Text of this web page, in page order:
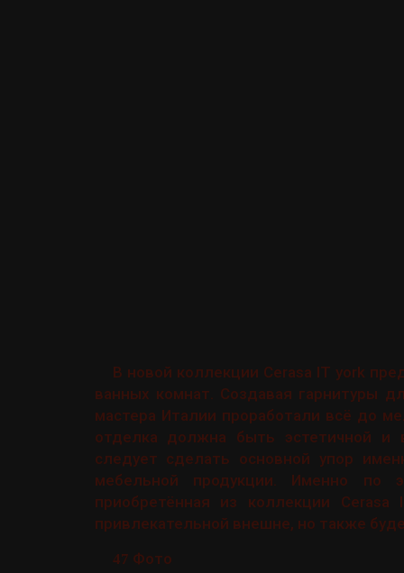
В новой коллекции Cerasa IT york
ванных комнат. Создавая гарнитуры
мастера Италии проработали всё до
отделка должна быть эстетичной и
следует сделать основной упор
мебельной продукции. Именно по
приобретённая из коллекции
привлекательной внешне, но также
47 Фото